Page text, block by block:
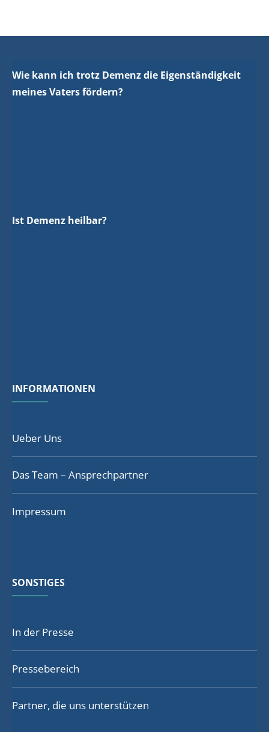
Wie kann ich trotz Demenz die Eigenständigkeit
meines Vaters fördern?
Ist Demenz heilbar?
INFORMATIONEN
Ueber Uns
Das Team – Ansprechpartner
Impressum
SONSTIGES
In der Presse
Pressebereich
Partner, die uns unterstützen